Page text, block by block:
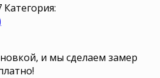
Категория:
и мы сделаем замер